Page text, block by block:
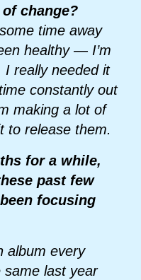
change?
time away
healthy — I’m
I really needed it
constantly out
making a lot of
to release them.
for a while,
past few
focusing
album every
same last year